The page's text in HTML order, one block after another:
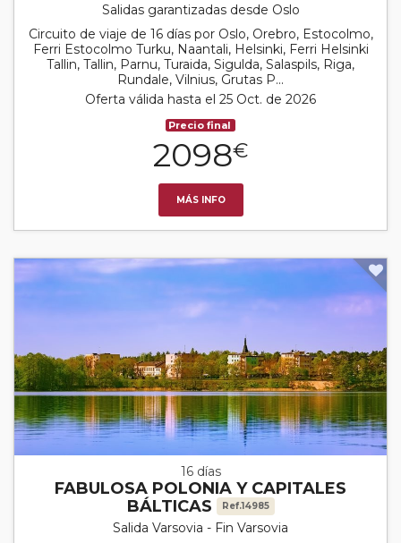
Salidas garantizadas desde Oslo
Circuito de viaje de 16 días por Oslo, Orebro, Estocolmo,
Ferri Estocolmo Turku, Naantali, Helsinki, Ferri Helsinki
Tallin, Tallin, Parnu, Turaida, Sigulda, Salaspils, Riga,
Rundale, Vilnius, Grutas P...
Oferta válida hasta el 25 Oct. de 2026
Precio final
2098€
MÁS INFO
16 días
FABULOSA POLONIA Y CAPITALES
BÁLTICAS
Ref.14985
Salida Varsovia - Fin Varsovia